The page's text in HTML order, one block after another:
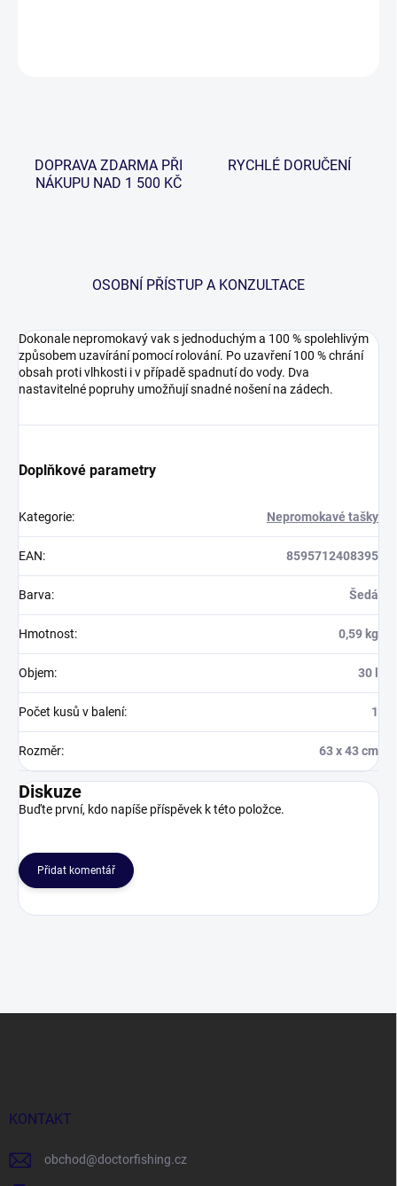
DOPRAVA ZDARMA PŘI
NÁKUPU NAD 1 500 KČ
RYCHLÉ DORUČENÍ
OSOBNÍ PŘÍSTUP A KONZULTACE
Dokonale nepromokavý vak s jednoduchým a 100 % spolehlivým
způsobem uzavírání pomocí rolování. Po uzavření 100 % chrání
obsah proti vlhkosti i v případě spadnutí do vody. Dva
nastavitelné popruhy umožňují snadné nošení na zádech.
Doplňkové parametry
Kategorie: Nepromokavé tašky
EAN: 8595712408395
Barva: Šedá
Hmotnost: 0,59 kg
Objem: 30 l
Počet kusů v balení: 1
Rozměr: 63 x 43 cm
Diskuze
Buďte první, kdo napíše příspěvek k této položce.
Přidat komentář
KONTAKT
obchod@doctorfishing.cz